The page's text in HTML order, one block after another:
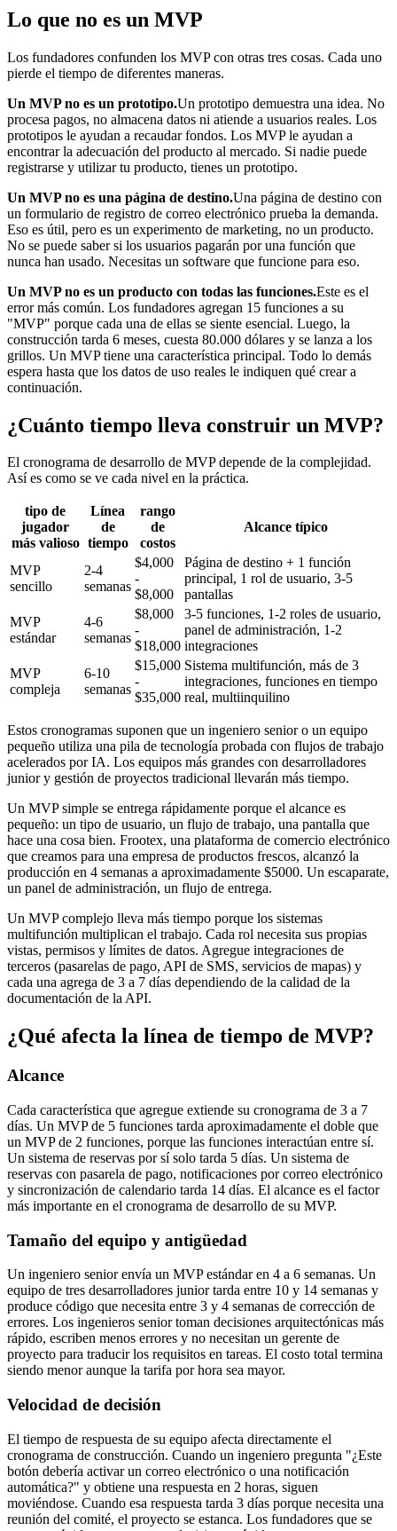
Lo que no es un MVP
Los fundadores confunden los MVP con otras tres cosas. Cada uno
pierde el tiempo de diferentes maneras.
Un MVP no es un prototipo.Un prototipo demuestra una idea. No
procesa pagos, no almacena datos ni atiende a usuarios reales. Los
prototipos le ayudan a recaudar fondos. Los MVP le ayudan a
encontrar la adecuación del producto al mercado. Si nadie puede
registrarse y utilizar tu producto, tienes un prototipo.
Un MVP no es una página de destino.Una página de destino con
un formulario de registro de correo electrónico prueba la demanda.
Eso es útil, pero es un experimento de marketing, no un producto.
No se puede saber si los usuarios pagarán por una función que
nunca han usado. Necesitas un software que funcione para eso.
Un MVP no es un producto con todas las funciones.Este es el
error más común. Los fundadores agregan 15 funciones a su
"MVP" porque cada una de ellas se siente esencial. Luego, la
construcción tarda 6 meses, cuesta 80.000 dólares y se lanza a los
grillos. Un MVP tiene una característica principal. Todo lo demás
espera hasta que los datos de uso reales le indiquen qué crear a
continuación.
¿Cuánto tiempo lleva construir un MVP?
El cronograma de desarrollo de MVP depende de la complejidad.
Así es como se ve cada nivel en la práctica.
tipo de
jugador
más valioso
Línea
de
tiempo
rango
de
costos
Alcance típico
MVP
sencillo
2-4
semanas
$4,000
-
$8,000
Página de destino + 1 función
principal, 1 rol de usuario, 3-5
pantallas
MVP
estándar
4-6
semanas
$8,000
-
$18,000
3-5 funciones, 1-2 roles de usuario,
panel de administración, 1-2
integraciones
MVP
compleja
6-10
semanas
$15,000
-
$35,000
Sistema multifunción, más de 3
integraciones, funciones en tiempo
real, multiinquilino
Estos cronogramas suponen que un ingeniero senior o un equipo
pequeño utiliza una pila de tecnología probada con flujos de trabajo
acelerados por IA. Los equipos más grandes con desarrolladores
junior y gestión de proyectos tradicional llevarán más tiempo.
Un MVP simple se entrega rápidamente porque el alcance es
pequeño: un tipo de usuario, un flujo de trabajo, una pantalla que
hace una cosa bien. Frootex, una plataforma de comercio electrónico
que creamos para una empresa de productos frescos, alcanzó la
producción en 4 semanas a aproximadamente $5000. Un escaparate,
un panel de administración, un flujo de entrega.
Un MVP complejo lleva más tiempo porque los sistemas
multifunción multiplican el trabajo. Cada rol necesita sus propias
vistas, permisos y límites de datos. Agregue integraciones de
terceros (pasarelas de pago, API de SMS, servicios de mapas) y
cada una agrega de 3 a 7 días dependiendo de la calidad de la
documentación de la API.
¿Qué afecta la línea de tiempo de MVP?
Alcance
Cada característica que agregue extiende su cronograma de 3 a 7
días. Un MVP de 5 funciones tarda aproximadamente el doble que
un MVP de 2 funciones, porque las funciones interactúan entre sí.
Un sistema de reservas por sí solo tarda 5 días. Un sistema de
reservas con pasarela de pago, notificaciones por correo electrónico
y sincronización de calendario tarda 14 días. El alcance es el factor
más importante en el cronograma de desarrollo de su MVP.
Tamaño del equipo y antigüedad
Un ingeniero senior envía un MVP estándar en 4 a 6 semanas. Un
equipo de tres desarrolladores junior tarda entre 10 y 14 semanas y
produce código que necesita entre 3 y 4 semanas de corrección de
errores. Los ingenieros senior toman decisiones arquitectónicas más
rápido, escriben menos errores y no necesitan un gerente de
proyecto para traducir los requisitos en tareas. El costo total termina
siendo menor aunque la tarifa por hora sea mayor.
Velocidad de decisión
El tiempo de respuesta de su equipo afecta directamente el
cronograma de construcción. Cuando un ingeniero pregunta "¿Este
botón debería activar un correo electrónico o una notificación
automática?" y obtiene una respuesta en 2 horas, siguen
moviéndose. Cuando esa respuesta tarda 3 días porque necesita una
reunión del comité, el proyecto se estanca. Los fundadores que se